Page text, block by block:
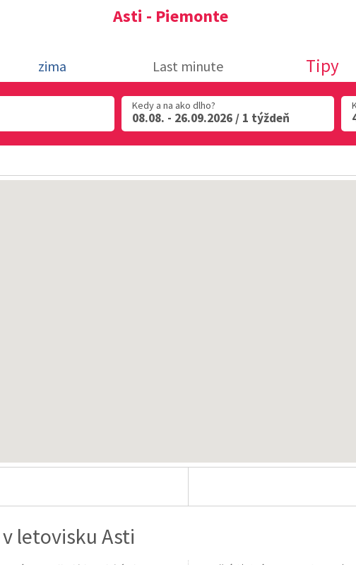
Asti - Piemonte
zima Last minute Tipy
Kedy a na ako dlho?
08.08. - 26.09.2026 / 1 týždeň
letovisku Asti